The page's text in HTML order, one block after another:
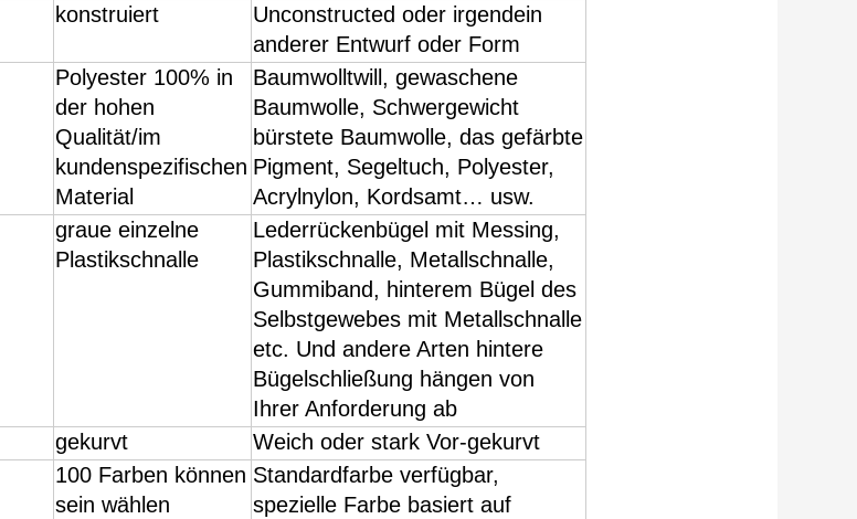
konstruiert
Unconstructed oder irgendein
anderer Entwurf oder Form
Polyester 100% in
der hohen
Qualität/im
kundenspezifischen
Material
Baumwolltwill, gewaschene
Baumwolle, Schwergewicht
bürstete Baumwolle, das gefärbte
Pigment, Segeltuch, Polyester,
Acrylnylon, Kordsamt… usw.
graue einzelne
Plastikschnalle
Lederrückenbügel mit Messing,
Plastikschnalle, Metallschnalle,
Gummiband, hinterem Bügel des
Selbstgewebes mit Metallschnalle
etc. Und andere Arten hintere
Bügelschließung hängen von
Ihrer Anforderung ab
gekurvt
Weich oder stark Vor-gekurvt
100 Farben können
sein wählen
Standardfarbe verfügbar,
spezielle Farbe basiert auf